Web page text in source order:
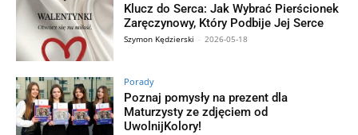
Klucz do Serca: Jak Wybrać Pierścionek
Zaręczynowy, Który Podbije Jej Serce
Szymon Kędzierski - 2026-05-18
Porady
Poznaj pomysły na prezent dla
Maturzysty ze zdjęciem od
UwolnijKolory!